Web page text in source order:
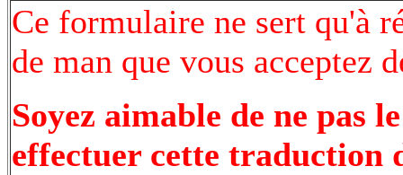
Ce formulaire ne sert qu'à
de man que vous acceptez
Soyez aimable de ne pas
effectuer cette traduction